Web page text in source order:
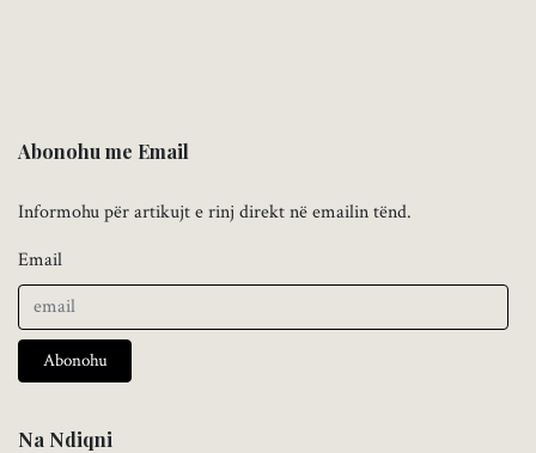
Abonohu me Email
Informohu për artikujt e rinj direkt në emailin tënd.
Email
Abonohu
Na Ndiqni